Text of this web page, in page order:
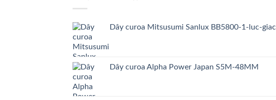
Dây curoa Mitsusumi Sanlux BB5800-1-luc-giac
Dây curoa Alpha Power Japan S5M-48MM